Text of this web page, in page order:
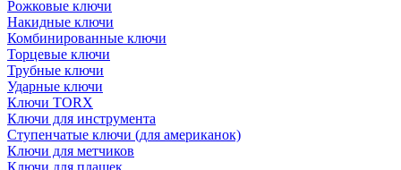
Рожковые ключи
Накидные ключи
Комбинированные ключи
Торцевые ключи
Трубные ключи
Ударные ключи
Ключи TORX
Ключи для инструмента
Ступенчатые ключи (для американок)
Ключи для метчиков
Ключи для плашек